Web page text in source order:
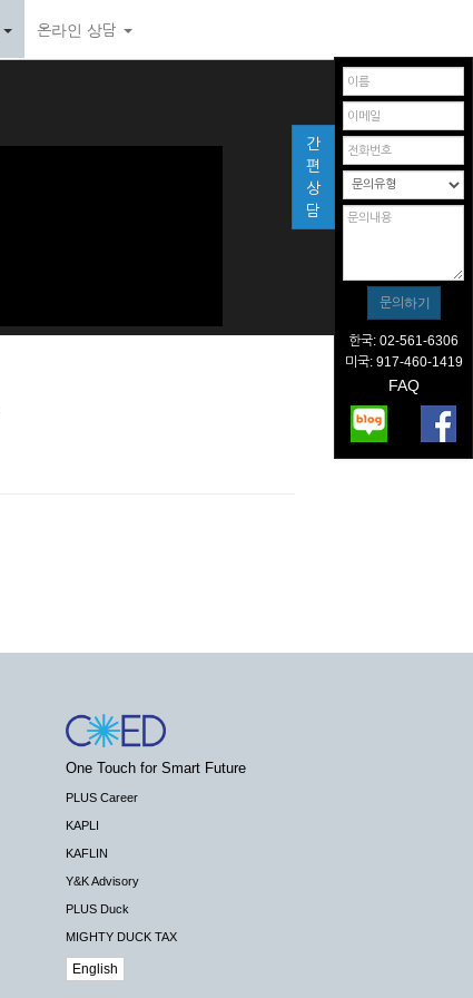
온라인 상담
간
편
상
담
한국: 02-561-6306
미국: 917-460-1419
FAQ
One Touch for Smart Future
PLUS Career
KAPLI
KAFLIN
Y&K Advisory
PLUS Duck
MIGHTY DUCK TAX
English